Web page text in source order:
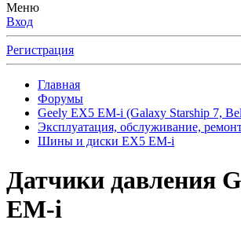
Меню
Вход
Регистрация
Главная
Форумы
Geely EX5 EM-i (Galaxy Starship 7,
Эксплуатация, обслуживание,
Шины и диски EX5 EM-i
Датчики давления
EM-i